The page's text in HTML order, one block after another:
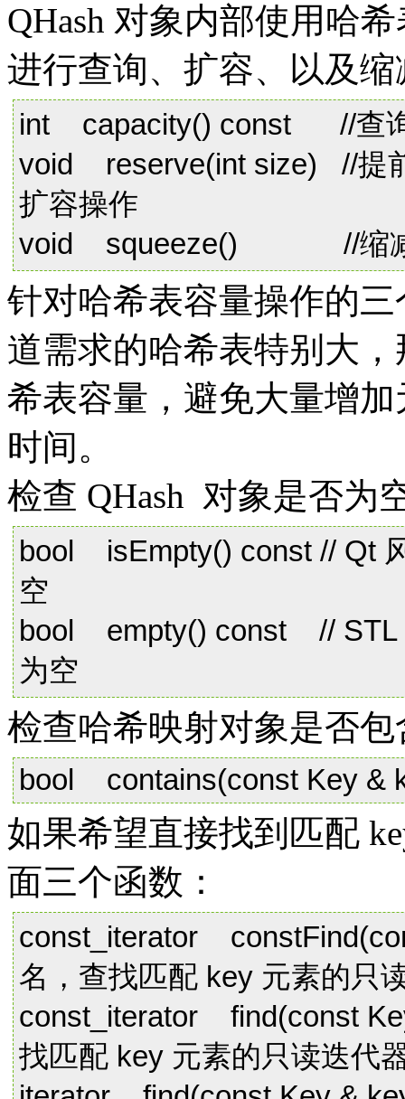
QHash 对象内部使用哈
进行查询、扩容、以及
int capacity() const //查
void reserve(int size) //提
扩容操作
void squeeze() //缩减哈
针对哈希表容量操作的
道需求的哈希表特别大，
希表容量，避免大量增
时间。
检查 QHash 对象是否为
bool isEmpty() const // Qt
空
bool empty() const // STL
为空
检查哈希映射对象是否
bool contains(const Key &
如果希望直接找到匹配
面三个函数：
const_iterator
名，查找匹配 key 元素的只
const_iterator find(const
找匹配 key 元素的只读迭代